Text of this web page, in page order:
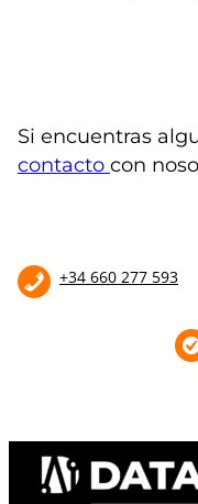
Si encuentras
contacto con
+34 660 277 593